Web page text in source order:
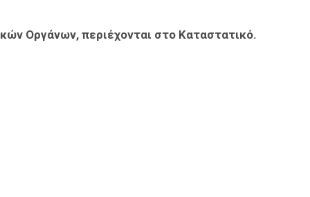
Οργάνων, περιέχονται στο Καταστατικό.